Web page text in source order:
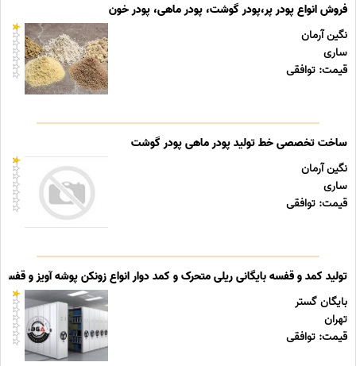
فروش انواع پودر پر،پودر گوشت، پودر ماهی، پودر خون
نگین آرمان
ساری
قیمت: توافقی
ساخت تخصصی خط تولید پودر ماهی پودر گوشت
نگین آرمان
ساری
قیمت: توافقی
تولید کمد و قفسه بایگانی ریلی متحرک و کمد دوار انواع زونکن پوشه آویز و قفسه
بایگان گستر
تهران
قیمت: توافقی